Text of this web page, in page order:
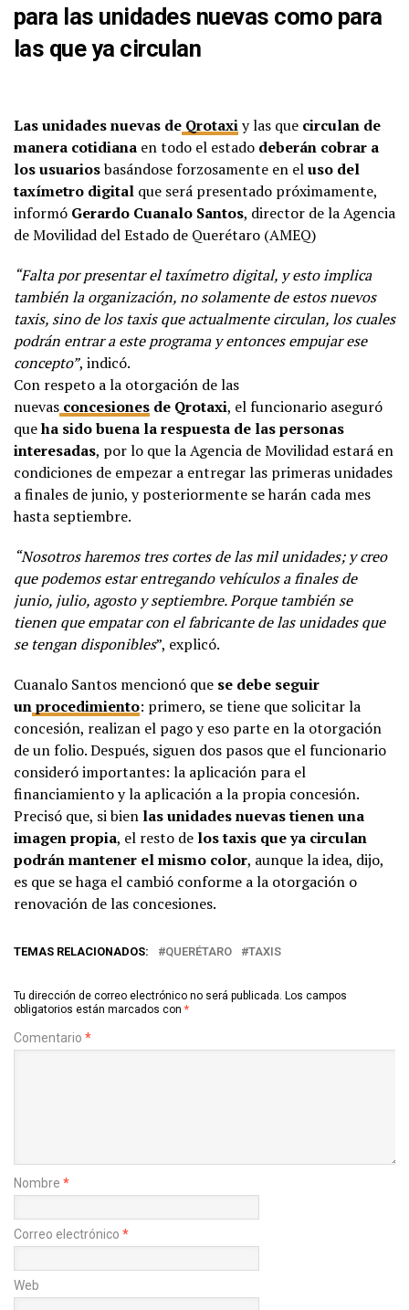
para las unidades nuevas como para
las que ya circulan
Las unidades nuevas de Qrotaxiy las que circulan de
manera cotidiana en todo el estado deberán cobrar a
los usuariosbasándose forzosamente en eluso del
taxímetro digital que será presentado próximamente,
informó Gerardo Cuanalo Santos, director de la Agencia
de Movilidad del Estado de Querétaro (AMEQ)
“Falta por presentar el taxímetro digital, y esto implica
también la organización, no solamente de estos nuevos
taxis, sino de los taxis que actualmente circulan, los cuales
podrán entrar a este programa y entonces empujar ese
concepto”, indicó.
Con respeto a la otorgación de las
nuevas concesiones de Qrotaxi, el funcionario aseguró
queha sido buena la respuesta de las personas
interesadas, por lo que la Agencia de Movilidad estará en
condiciones de empezar a entregar las primeras unidades
a finales de junio, y posteriormente se harán cada mes
hasta septiembre.
“Nosotros haremos tres cortes de las mil unidades; y creo
que podemos estar entregando vehículos a finales de
junio, julio, agosto y septiembre. Porque también se
tienen que empatar con el fabricante de las unidades que
se tengan disponibles”, explicó.
Cuanalo Santos mencionó que se debe seguir
unprocedimiento: primero, se tiene que solicitar la
concesión, realizan el pago y eso parte en la otorgación
de un folio. Después, siguen dos pasos que el funcionario
consideró importantes: la aplicación para el
financiamiento y la aplicación a la propia concesión.
Precisó que, si bien las unidades nuevas tienen una
imagen propia, el resto de los taxis que ya circulan
podrán mantener el mismo color, aunque la idea, dijo,
es que se haga el cambió conforme a la otorgación o
renovación de las concesiones.
TEMAS RELACIONADOS: QUERÉTARO TAXIS
Tu dirección de correo electrónico no será publicada. Los campos
obligatorios están marcados con *
Comentario *
Nombre *
Correo electrónico *
Web